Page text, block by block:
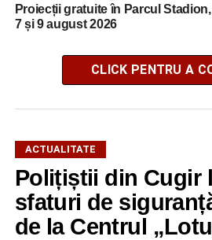
Proiecții gratuite în Parcul
7 și 9 august 2026
CLICK PENTRU A
ACTUALITATE
Polițiștii din Cugir
sfaturi de
de la Centrul